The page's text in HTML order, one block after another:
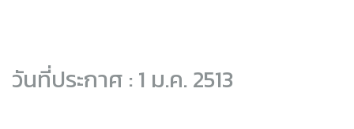
วันที่ประกาศ : 1 ม.ค. 2513